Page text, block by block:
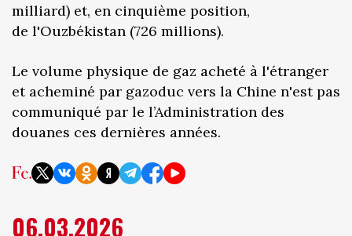
milliard) et, en cinquième position,
de l'Ouzbékistan (726 millions).
Le volume physique de gaz acheté à l'étranger
et acheminé par gazoduc vers la Chine n'est pas
communiqué par le l’Administration des
douanes ces dernières années.
06.03.2026